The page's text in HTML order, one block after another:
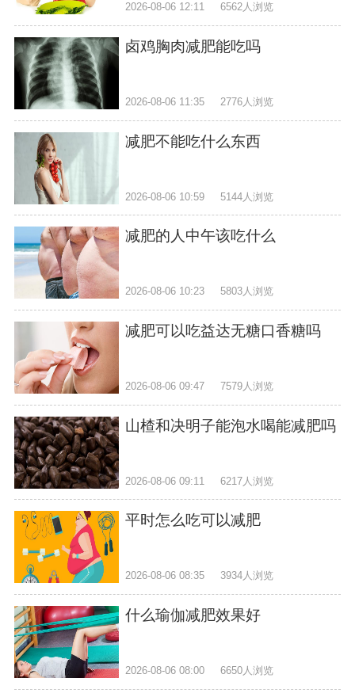
2026-08-06 12:11 6562人浏览
卤鸡胸肉减肥能吃吗
2026-08-06 11:35 2776人浏览
减肥不能吃什么东西
2026-08-06 10:59 5144人浏览
减肥的人中午该吃什么
2026-08-06 10:23 5803人浏览
减肥可以吃益达无糖口香糖吗
2026-08-06 09:47 7579人浏览
山楂和决明子能泡水喝能减肥吗
2026-08-06 09:11 6217人浏览
平时怎么吃可以减肥
2026-08-06 08:35 3934人浏览
什么瑜伽减肥效果好
2026-08-06 08:00 6650人浏览